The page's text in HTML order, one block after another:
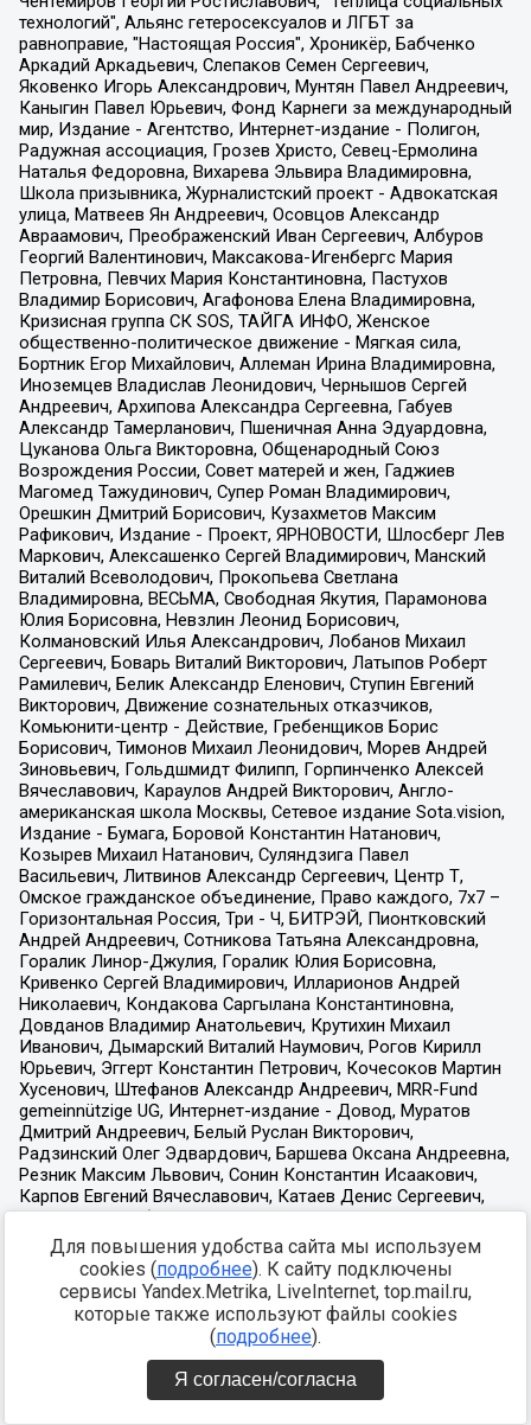
Для повышения удобства сайта мы используем
cookies (подробнее). К сайту подключены
сервисы Yandex.Metrika, LiveInternet, top.mail.ru,
которые также используют файлы cookies
(подробнее).
Я согласен/согласна